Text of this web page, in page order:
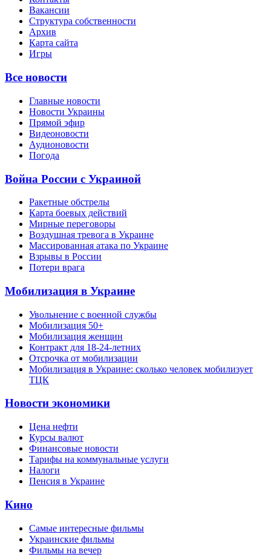
Вакансии
Структура собственности
Архив
Карта сайта
Игры
Все новости
Главные новости
Новости Украины
Прямой эфир
Видеоновости
Аудионовости
Погода
Война России с Украиной
Ракетные обстрелы
Карта боевых действий
Мирные переговоры
Воздушная тревога в Украине
Массированная атака по Украине
Взрывы в России
Потери врага
Мобилизация в Украине
Увольнение с военной службы
Мобилизация 50+
Мобилизация женщин
Контракт для 18-24-летних
Отсрочка от мобилизации
Мобилизация в Украине: сколько человек мобилизует
ТЦК
Новости экономики
Цена нефти
Курсы валют
Финансовые новости
Тарифы на коммунальные услуги
Налоги
Пенсия в Украине
Кино
Самые интересные фильмы
Украинские фильмы
Фильмы на вечер